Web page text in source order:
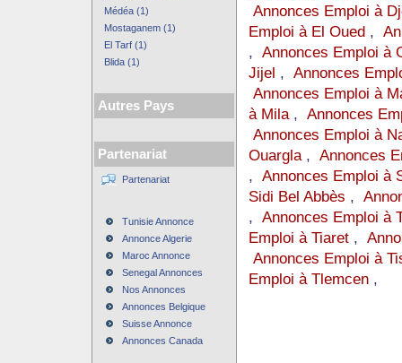
Médéa (1)
Mostaganem (1)
El Tarf (1)
Blida (1)
Autres Pays
Partenariat
Partenariat
Tunisie Annonce
Annonce Algerie
Maroc Annonce
Senegal Annonces
Nos Annonces
Annonces Belgique
Suisse Annonce
Annonces Canada
Annonces Emploi à
Emploi à El Oued,
, Annonces Emploi à
Jijel , Annonces
Annonces Emploi à
à Mila, Annonces
Annonces Emploi à
Ouargla, Annonces
, Annonces Emploi à
Sidi Bel Abbès ,
, Annonces Emploi à
Emploi à Tiaret,
Annonces Emploi à
Emploi à Tlemcen,